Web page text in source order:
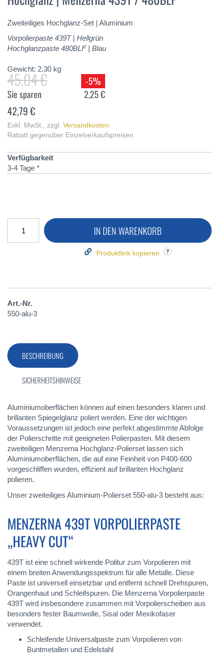
springen
Zweiteiliges Hochglanz-Set | Aluminium
Vorpolierpaste 439T | Hellgrün
Hochglanzpaste 480BLF | Blau
Gewicht: 2,30 kg
45,04 €
-5%
Sie sparen
2,25 €
42,79 €
Exkl. MwSt., zzgl. Versandkosten
Rabatt gegenüber Einzelverkaufspreisen
Verfügbarkeit
3-4 Tage *
IN DEN WARENKORB
Produktlink kopieren
Art.-Nr.
550-alu-3
BESCHREIBUNG
Aluminiumoberflächen können auf einen besonders klaren und
brillanten Spiegelglanz poliert werden. Eine der wichtigen
Voraussetzungen ist jedoch eine perfekt abgestimmte Abfolge
der Polierschritte mit geeigneten Polierpasten. Mit diesem
zweiteiligen Menzerna Hochglanz-Polierset lassen sich
Aluminiumoberflächen, die auf eine Feinheit von P400-600
vorgeschliffen wurden, effizient auf brillanten Hochglanz
polieren.
Unser zweiteiliges Aluminium-Polierset 550-alu-3 besteht aus:
MENZERNA 439T VORPOLIERPASTE
„HEAVY CUT“
439T ist eine schnell wirkende Politur zum Vorpolieren mit
einem breiten Anwendungsspektrum für alle Metalle. Diese
Paste ist universell einsetzbar und entfernt schnell Drehspuren,
Orangenhaut und Schleifspuren. Die Menzerna Vorpolierpaste
439T wird insbesondere zusammen mit Vorpolierscheiben aus
besonders fester Baumwolle, Sisal oder Mexikofaser
verwendet.
Schleifende Universalpaste zum Vorpolieren von
Buntmetallen und Edelstahl
SICHERHEITSHINWEISE